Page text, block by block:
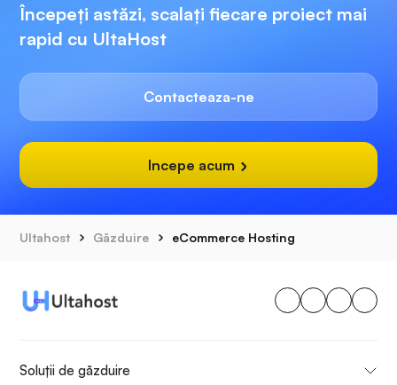
Începeți astăzi, scalați fiecare proiect mai
rapid cu UltaHost
Contacteaza-ne
Incepe acum
Ultahost Găzduire eCommerce Hosting
Soluții de găzduire